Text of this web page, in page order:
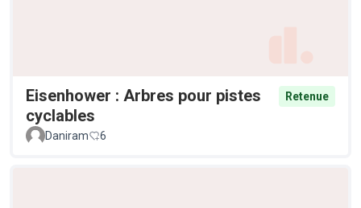
Eisenhower : Arbres pour pistes
cyclables
Retenue
Daniram 6